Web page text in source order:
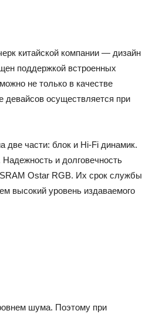
китайской компании — дизайн
поддержкой встроенных
не только в качестве
девайсов осуществляется при
две части: блок и Hi-Fi динамик.
и долговечность
Ostar RGB. Их срок службы
высокий уровень издаваемого
шума. Поэтому при